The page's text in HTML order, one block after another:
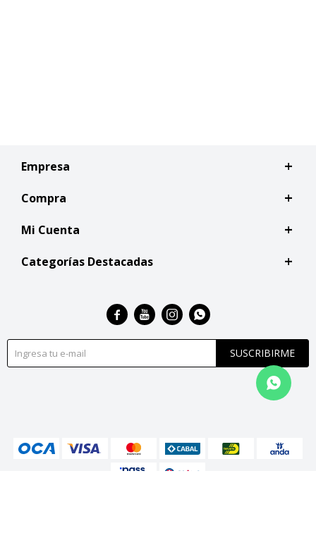
Empresa
Compra
Mi Cuenta
Categorías Destacadas
SUSCRIBIRME
   